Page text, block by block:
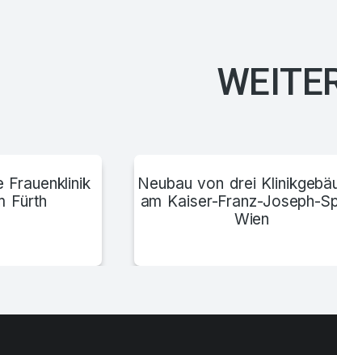
Frauenklinik
Fürth
Neubau von drei
am Kaiser-Franz-Joseph-
Wien